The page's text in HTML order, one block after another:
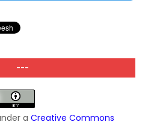
---
a Creative Commons